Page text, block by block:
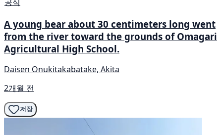
A young bear about 30 centimeters long went
from the river toward the grounds of Omagari
Agricultural High School.
Daisen Onukitakabatake, Akita
2개월 전
저장